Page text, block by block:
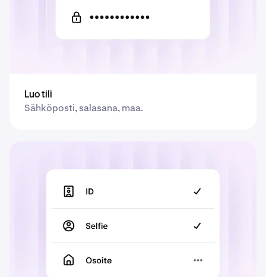
Luo tili
Sähköposti, salasana, maa.